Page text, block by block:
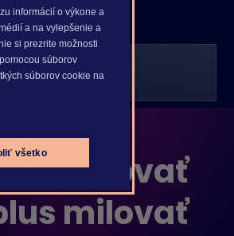
milovať
milovať
informácií o výkone a
a na vylepšenie a
si prezrite možnosti
súborov
súborov cookie na
všetko